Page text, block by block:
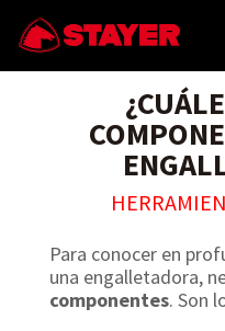
Para conocer en
una engalletadora,
componentes. Son